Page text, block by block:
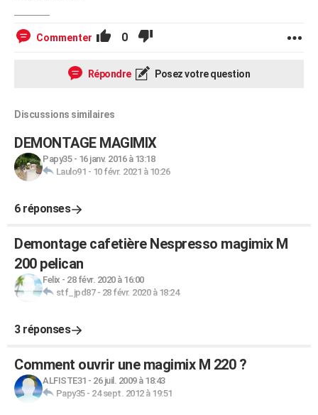
Commenter 0
Répondre Posez votre question
Discussions similaires
DEMONTAGE MAGIMIX
Papy35- 16 janv. 2016 à 13:18
Laulo91 - 10 févr. 2021 à 10:26
6 réponses
Demontage cafetière Nespresso magimix M
200 pelican
Felix - 28 févr. 2020 à 16:00
stf_jpd87- 28 févr. 2020 à 18:24
3 réponses
Comment ouvrir une magimix M 220 ?
ALFISTE31 - 26 juil. 2009 à 18:43
Papy35- 24 sept. 2012 à 19:51